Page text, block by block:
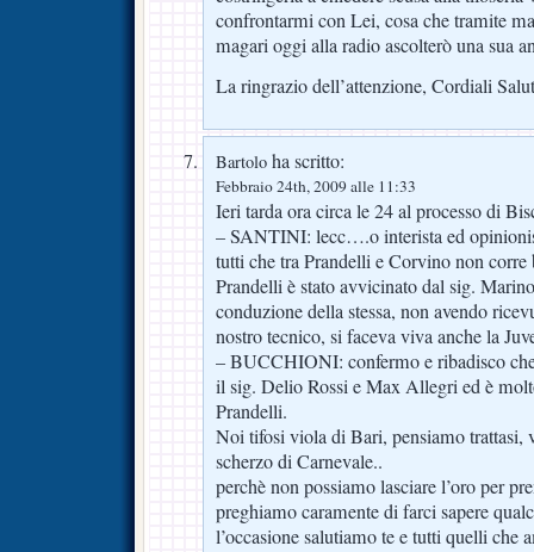
confrontarmi con Lei, cosa che tramite
magari oggi alla radio ascolterò una sua
La ringrazio dell’attenzione, Cordiali
Bartolo ha scritto:
Febbraio 24th, 2009 alle 11:33
Ieri tarda ora circa le 24 al processo di
– SANTINI: lecc….o interista ed
tutti che tra Prandelli e Corvino non
Prandelli è stato avvicinato dal sig.
conduzione della stessa, non avendo
nostro tecnico, si faceva viva anche la
– BUCCHIONI: confermo e ribadisco
il sig. Delio Rossi e Max Allegri ed è
Prandelli.
Noi tifosi viola di Bari, pensiamo trattasi,
scherzo di Carnevale..
perchè non possiamo lasciare l’oro per
preghiamo caramente di farci sapere
l’occasione salutiamo te e tutti quelli